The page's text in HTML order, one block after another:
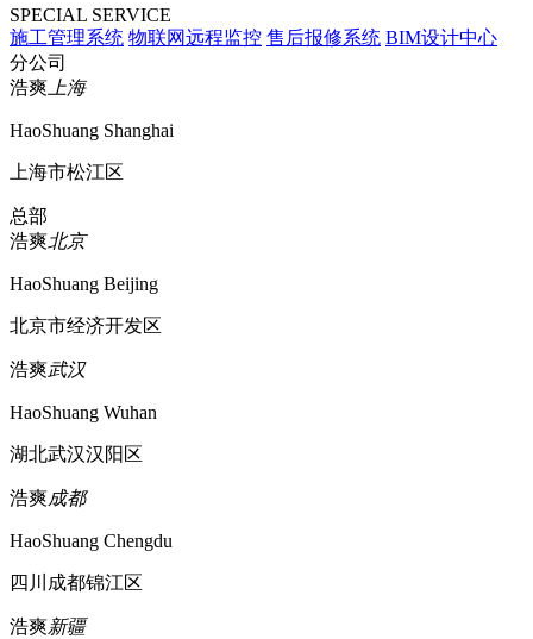
SPECIAL SERVICE
施工管理系统 物联网远程监控 售后报修系统 BIM设计中心
分公司
浩爽上海
HaoShuang Shanghai
上海市松江区
总部
浩爽北京
HaoShuang Beijing
北京市经济开发区
浩爽武汉
HaoShuang Wuhan
湖北武汉汉阳区
浩爽成都
HaoShuang Chengdu
四川成都锦江区
浩爽新疆